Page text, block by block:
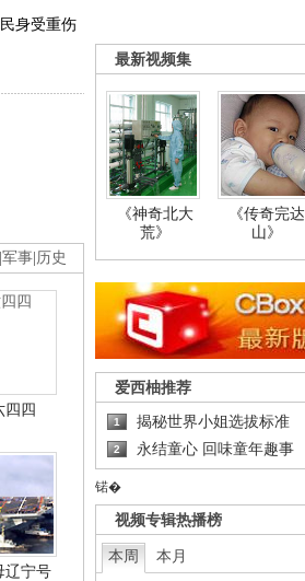
身受重伤
军事 历史
四四
辽宁号
最新视频集
《神奇北大
荒》
《传奇完达
山》
爱西柚推荐
1 揭秘世界小姐选拔标准
2 永结童心 回味童年趣事
锘�
视频专辑热播榜
本周 本月